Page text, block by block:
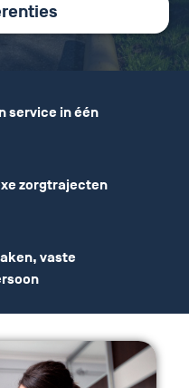
service in één
zorgtrajecten
vaste